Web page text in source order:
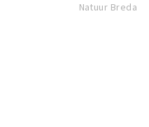
Natuur Breda